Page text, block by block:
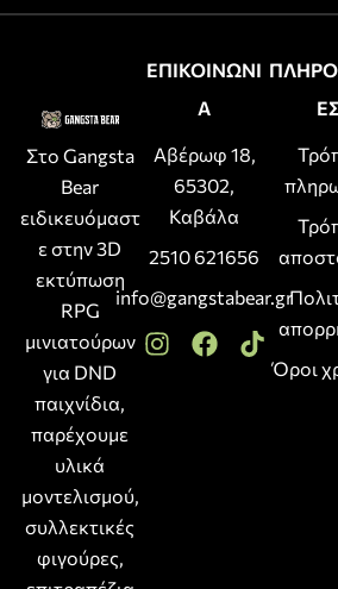
Στο Gangsta
Bear
ειδικευόμαστ
ε στην 3D
εκτύπωση
RPG
μινιατούρων
για DND
παιχνίδια,
παρέχουμε
υλικά
μοντελισμού,
συλλεκτικές
φιγούρες,
ΕΠΙΚΟΙΝΩΝΙ
Α
Αβέρωφ 18,
65302,
Καβάλα
2510 621656
info@gangstabear.gr
Όροι